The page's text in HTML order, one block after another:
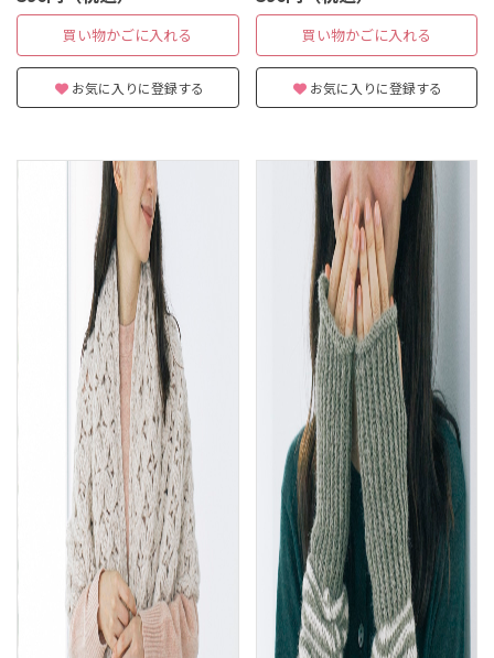
買い物かごに入れる
お気に入りに登録する
買い物かごに入れる
お気に入りに登録する